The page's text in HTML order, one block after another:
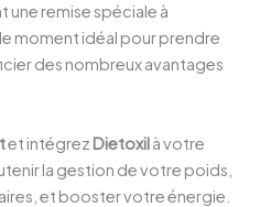
une remise spéciale à
le moment idéal pour prendre
des nombreux avantages
et intégrez Dietoxilà votre
la gestion de votre poids,
et booster votre énergie.